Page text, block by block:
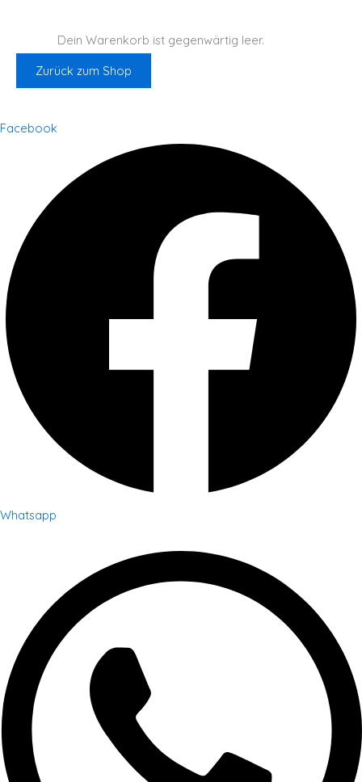
Dein Warenkorb ist gegenwärtig leer.
Zurück zum Shop
Facebook
Whatsapp